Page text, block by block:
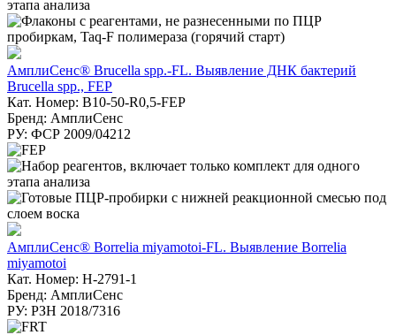
АмплиСенс® Brucella spp.-FL. Выявление ДНК бактерий
Brucella spp., FEP
Кат. Номер: B10-50-R0,5-FEP
Бренд: АмплиСенс
РУ: ФСР 2009/04212
АмплиСенс® Borrelia miyamotoi-FL. Выявление Borrelia
miyamotoi
Кат. Номер: H-2791-1
Бренд: АмплиСенс
РУ: РЗН 2018/7316